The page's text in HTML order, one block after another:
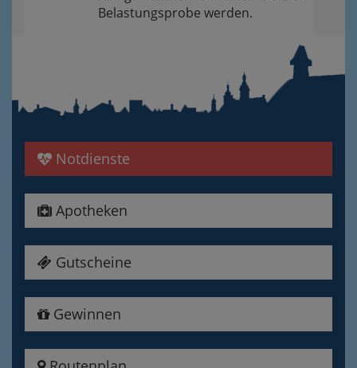
Belastungsprobe werden.
Notdienste
Apotheken
Gutscheine
Gewinnen